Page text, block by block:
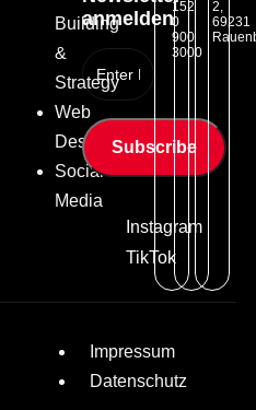
Building
&
Strategy
Web
Design
Social
Media
anmelden
Subscribe
Instagram
TikTok
152
0
900
3000
2,
69231
Impressum
Datenschutz